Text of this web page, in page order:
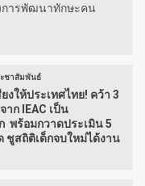
การพัฒนาทักษะคน
ชาสัมพันธ์
งให้ประเทศไทย! คว้า 3
าก IEAC เป็น
พร้อมกวาดประเมิน 5
ชูสถิติเด็กจบใหม่ได้งาน